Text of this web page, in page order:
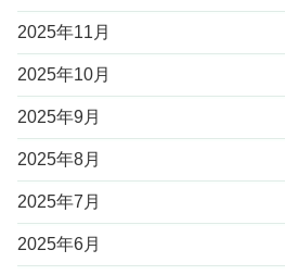
2025年11月
2025年10月
2025年9月
2025年8月
2025年7月
2025年6月